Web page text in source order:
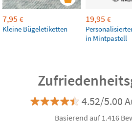
7,95 €
Kleine Bügeletiketten
19,95 €
in Mintpastell
4.52/5.00
Basierend auf 1.416